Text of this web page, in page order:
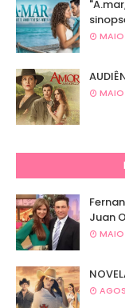
Juan